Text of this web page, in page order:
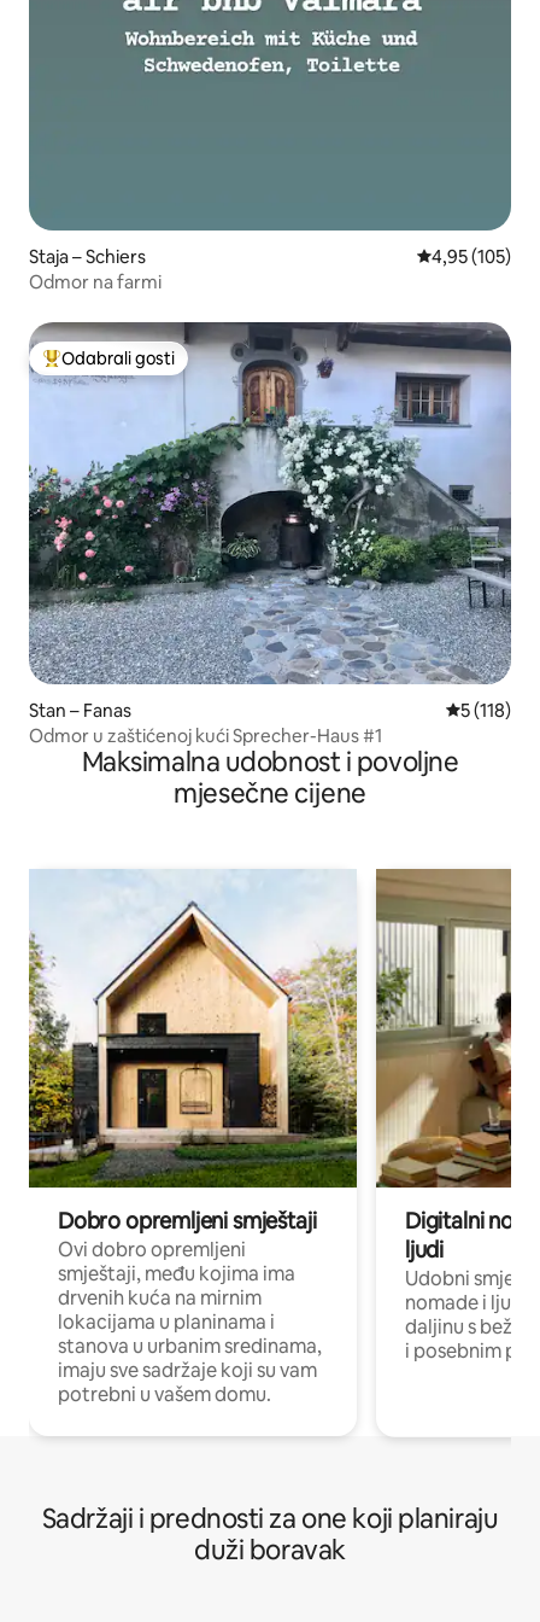
Staja – Schiers Prosječna
4,95 (105)
Odmor na farmi
Među najviše rangiranima s oznakom „Odabrali gosti”
Odabrali gosti
Stan – Fanas Prosječna
5 (118)
Odmor u zaštićenoj kući Sprecher-Haus #1
Maksimalna udobnost i povoljne
mjesečne cijene
Dobro opremljeni smještaji
Ovi dobro opremljeni
smještaji, među kojima ima
drvenih kuća na mirnim
lokacijama u planinama i
stanova u urbanim sredinama,
imaju sve sadržaje koji su vam
potrebni u vašem domu.
Digitalni
ljudi
Udobni
nomade i ljude
daljinu s
i posebnim
Sadržaji i prednosti za one koji planiraju
duži boravak